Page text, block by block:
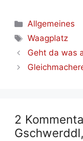
Kategorien
Allgemeines
Schlagwörter
Waagplatz
Geht da was
2